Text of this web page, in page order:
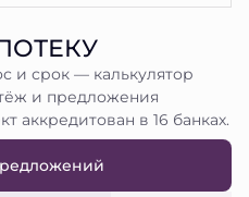
и срок — калькулятор
и предложения
аккредитован в 16 банках.